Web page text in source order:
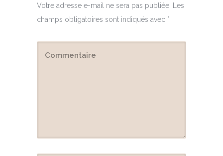
Votre adresse e-mail ne sera pas publiée.
Les
champs obligatoires sont indiqués avec *